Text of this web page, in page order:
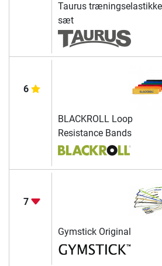
Taurus
sæt
6
BLACKROLL Loop
Resistance Bands
7
Gymstick Original